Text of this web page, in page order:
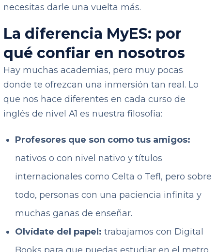
necesitas darle una vuelta más.
La diferencia MyES: por
qué confiar en nosotros
Hay muchas academias, pero muy pocas
donde te ofrezcan una inmersión tan real. Lo
que nos hace diferentes en cada curso de
inglés de nivel A1 es nuestra filosofía:
Profesores que son como tus amigos:
nativos o con nivel nativo y títulos
internacionales como Celta o Tefl, pero sobre
todo, personas con una paciencia infinita y
muchas ganas de enseñar.
Olvídate del papel: trabajamos con Digital